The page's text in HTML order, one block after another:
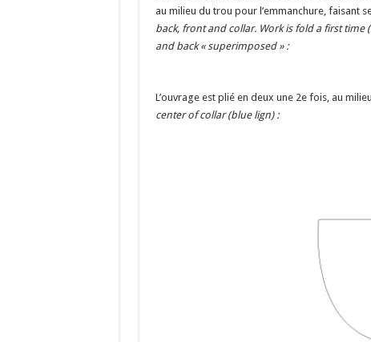
au milieu du trou pour l’emmanchure, faisant
back, front and collar. Work is fold a first
and back « superimposed » :
L’ouvrage est plié en deux une 2e fois, au
center of collar (blue lign) :